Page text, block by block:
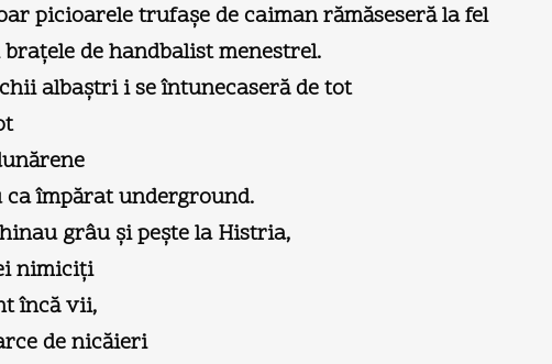
picioarele trufaşe de caiman rămăseseră la fel
braţele de handbalist menestrel.
albaştri i se întunecaseră de tot
împărat underground.
grâu şi peşte la Histria,
nimiciţi
încă vii,
de nicăieri